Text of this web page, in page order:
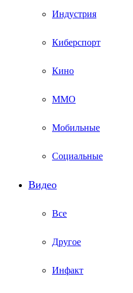
Индустрия
Киберспорт
Кино
ММО
Мобильные
Социальные
Видео
Все
Другое
Инфакт